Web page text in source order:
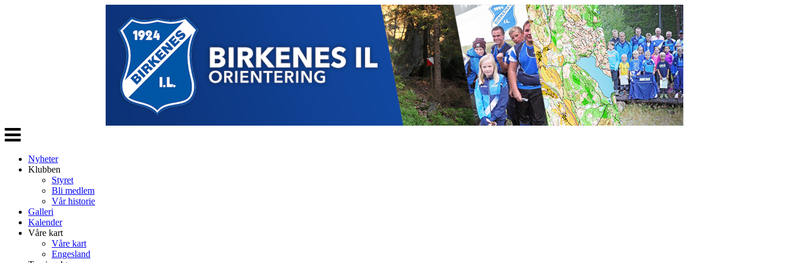
Veksle
navigasjon
Nyheter
Klubben
Styret
Bli medlem
Vår historie
Galleri
Kalender
Våre kart
Våre kart
Engesland